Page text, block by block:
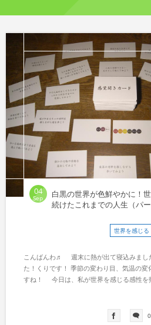
04
Sep
白黒の世界が色鮮やかに！
続けたこれまでの人生（パー
世界を感じる
こんばんわ♬ 週末に熱が出て寝込みまし
た！くりです！ 季節の変わり目、気温の
すね！ 今日は、私が世界を感じる感性を
0